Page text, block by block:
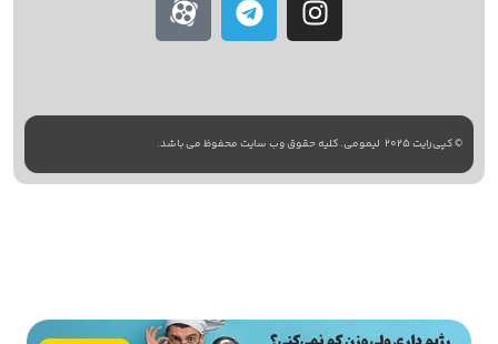
© کپی‌رایت 2025 لیمومی. کلیه حقوق وب سایت محفوظ می باشد.